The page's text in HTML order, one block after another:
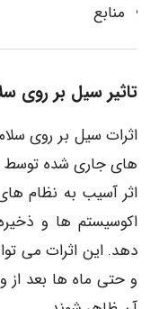
منابع
تاثیر سیل بر روی
اثرات سیل بر روی
های جاری شده توسط
اثر آسیب به نظام
اکوسیستم ها و
دهد. این اثرات می
و حتی ماه ها بعد